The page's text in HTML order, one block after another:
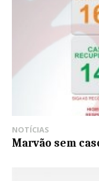
NOTÍCIAS
Marvão sem